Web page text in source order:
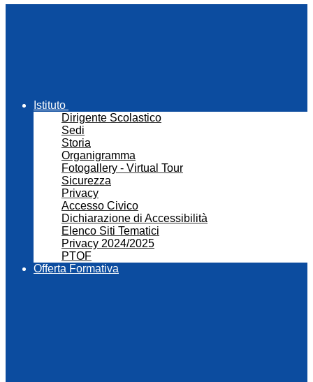
Istituto
Dirigente Scolastico
Sedi
Storia
Organigramma
Fotogallery - Virtual Tour
Sicurezza
Privacy
Accesso Civico
Dichiarazione di Accessibilità
Elenco Siti Tematici
Privacy 2024/2025
PTOF
Offerta Formativa